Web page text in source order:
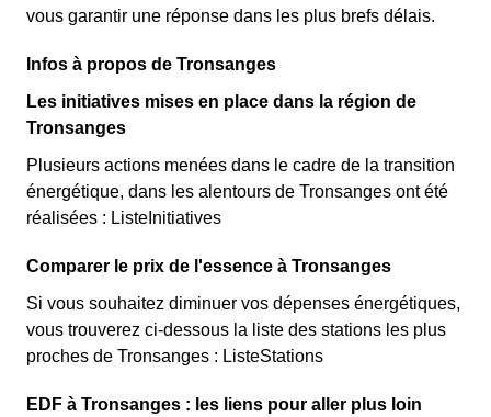
vous garantir une réponse dans les plus brefs délais.
Infos à propos de Tronsanges
Les initiatives mises en place dans la région de
Tronsanges
Plusieurs actions menées dans le cadre de la transition
énergétique, dans les alentours de Tronsanges ont été
réalisées : ListeInitiatives
Comparer le prix de l'essence à Tronsanges
Si vous souhaitez diminuer vos dépenses énergétiques,
vous trouverez ci-dessous la liste des stations les plus
proches de Tronsanges : ListeStations
EDF à Tronsanges : les liens pour aller plus loin